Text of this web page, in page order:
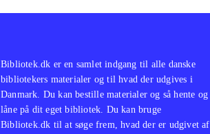
Bibliotek.dk er en samlet indgang til alle danske
bibliotekers materialer og til hvad der udgives i
Danmark. Du kan bestille materialer og så hente og
låne på dit eget bibliotek. Du kan bruge
Bibliotek.dk til at søge frem, hvad der er udgivet af